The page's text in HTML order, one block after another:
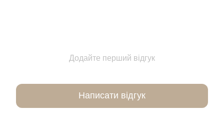
Додайте перший відгук
Написати відгук